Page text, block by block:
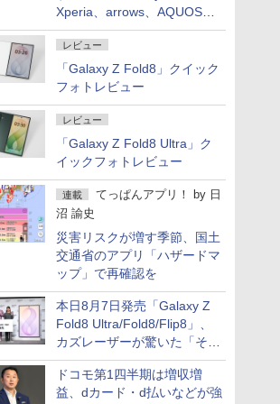
Xperia、arrows、AQUOSな
ど注目機種の特徴は
レビュー
「Galaxy Z Fold8」クイック
フォトレビュー
レビュー
「Galaxy Z Fold8 Ultra」ク
イックフォトレビュー
連載 てっぱんアプリ！ by 日
沼 諭史
災害リスクが増す季節、国土
交通省のアプリ「ハザードマ
ップ」で再確認を
本日8月7日発売「Galaxy Z
Fold8 Ultra/Fold8/Flip8」、
カズレーザーが驚いた「そば
屋のメニュー並みの薄さ」
ドコモ第1四半期は増収増
益、dカード・d払いなどが強